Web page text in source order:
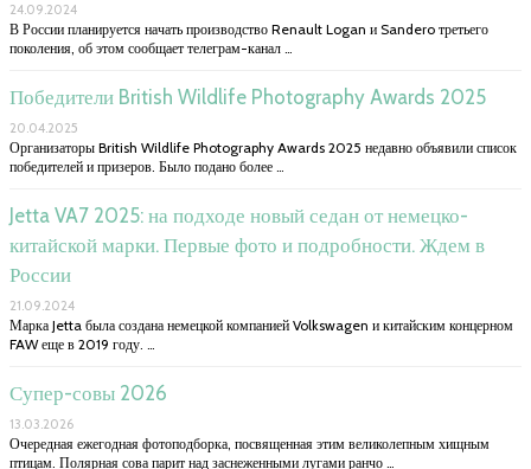
24.09.2024
В России планируется начать производство Renault Logan и Sandero третьего
поколения, об этом сообщает телеграм-канал …
Победители British Wildlife Photography Awards 2025
20.04.2025
Организаторы British Wildlife Photography Awards 2025 недавно объявили список
победителей и призеров. Было подано более …
Jetta VA7 2025: на подходе новый седан от немецко-
китайской марки. Первые фото и подробности. Ждем в
России
21.09.2024
Марка Jetta была создана немецкой компанией Volkswagen и китайским концерном
FAW еще в 2019 году. …
Супер-совы 2026
13.03.2026
Очередная ежегодная фотоподборка, посвященная этим великолепным хищным
птицам. Полярная сова парит над заснеженными лугами ранчо …